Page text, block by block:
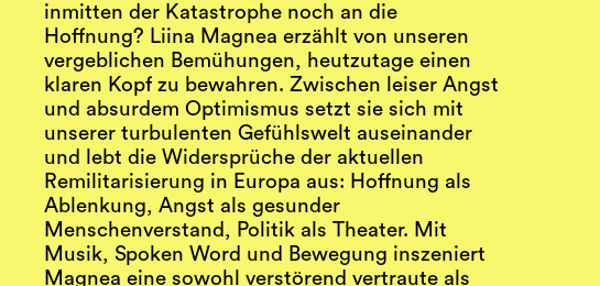
inmitten der Katastrophe noch an die
Hoffnung? Liina Magnea erzählt von unseren
vergeblichen Bemühungen, heutzutage einen
klaren Kopf zu bewahren. Zwischen leiser Angst
und absurdem Optimismus setzt sie sich mit
unserer turbulenten Gefühlswelt auseinander
und lebt die Widersprüche der aktuellen
Remilitarisierung in Europa aus: Hoffnung als
Ablenkung, Angst als gesunder
Menschenverstand, Politik als Theater. Mit
Musik, Spoken Word und Bewegung inszeniert
Magnea eine sowohl verstörend vertraute als